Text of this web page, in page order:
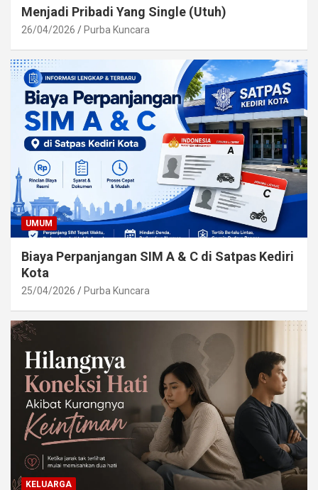
Menjadi Pribadi Yang Single (Utuh)
26/04/2026 Purba Kuncara
UMUM
Biaya Perpanjangan SIM A & C di Satpas Kediri
Kota
25/04/2026 Purba Kuncara
KELUARGA